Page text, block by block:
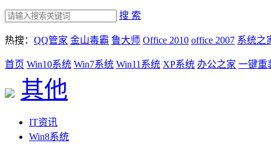
搜 索
热搜： QQ管家 金山毒霸 鲁大师 Office 2010 office 2007 系统之
首页 Win10系统 Win7系统 Win11系统 XP系统 办公之家 一键重
其他
IT资讯
Win8系统